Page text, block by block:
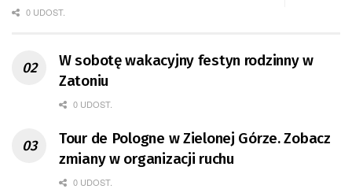
0 UDOST.
W sobotę wakacyjny festyn rodzinny w
Zatoniu
0 UDOST.
Tour de Pologne w Zielonej Górze. Zobacz
zmiany w organizacji ruchu
0 UDOST.